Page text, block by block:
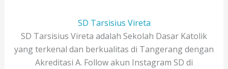
SD Tarsisius Vireta
SD Tarsisius Vireta adalah Sekolah Dasar Katolik
yang terkenal dan berkualitas di Tangerang dengan
Akreditasi A. Follow akun Instagram SD di